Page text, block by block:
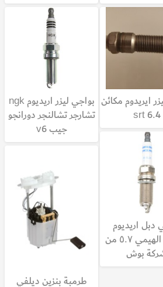
ايريدوم مكائن
srt 6.4
دبل اريديوم
لمكائن الهيمي ٥.٧ من
بوش
بواجي ليزر اريديوم ngk
تشارجر تشالنجر دورانجو
جيب v6
طرمبة بنزين ديلفي